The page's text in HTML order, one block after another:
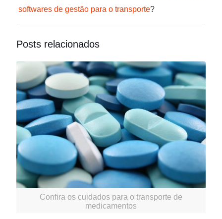
softwares de gestão para o transporte?
Posts relacionados
Confira os cuidados para o transporte de
medicamentos